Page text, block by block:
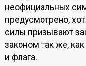
неофициальных
предусмотрено,
силы призывают
законом так же,
и флага.